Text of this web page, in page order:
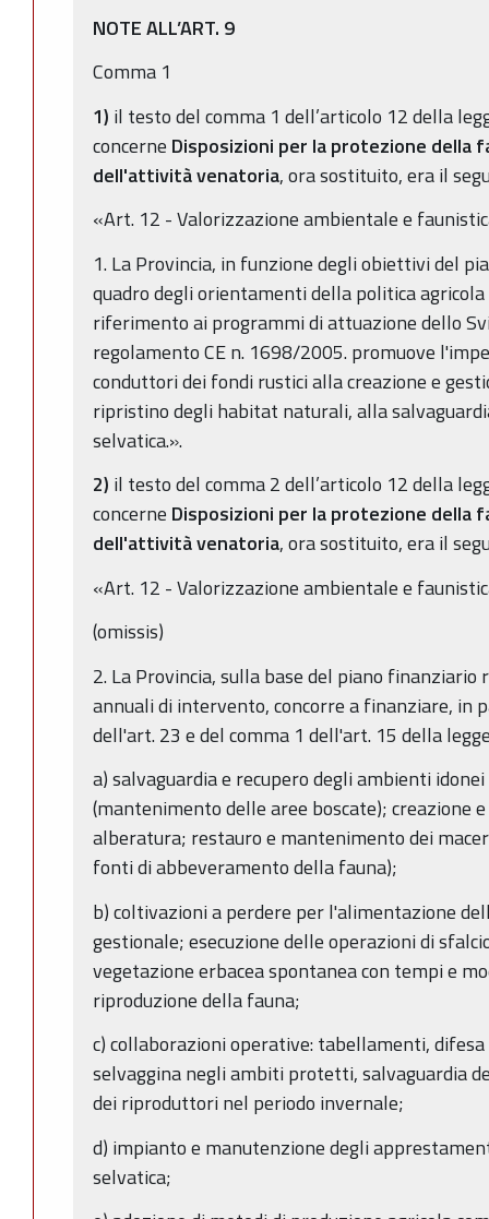
NOTE ALL’ART. 9
Comma 1
1) il testo del comma 1 dell’articolo 12 della
concerne Disposizioni per la protezione della
dell'attività venatoria, ora sostituito, era il
«Art. 12 - Valorizzazione ambientale e
1. La Provincia, in funzione degli obiettivi del
quadro degli orientamenti della politica
riferimento ai programmi di attuazione dello
regolamento CE n. 1698/2005. promuove
conduttori dei fondi rustici alla creazione e
ripristino degli habitat naturali, alla
selvatica.».
2) il testo del comma 2 dell’articolo 12 della
concerne Disposizioni per la protezione della
dell'attività venatoria, ora sostituito, era il
«Art. 12 - Valorizzazione ambientale e
(omissis)
2. La Provincia, sulla base del piano
annuali di intervento, concorre a finanziare, in
dell'art. 23 e del comma 1 dell'art. 15 della
a) salvaguardia e recupero degli ambienti
(mantenimento delle aree boscate); creazione
alberatura; restauro e mantenimento dei
fonti di abbeveramento della fauna);
b) coltivazioni a perdere per l'alimentazione
gestionale; esecuzione delle operazioni di
vegetazione erbacea spontanea con tempi e
riproduzione della fauna;
c) collaborazioni operative: tabellamenti,
selvaggina negli ambiti protetti, salvaguardia
dei riproduttori nel periodo invernale;
d) impianto e manutenzione degli
selvatica;